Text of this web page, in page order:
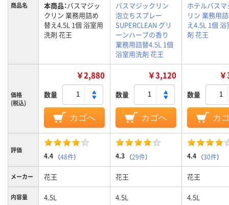
商品名 本商品：バスマジッ
クリン 業務用詰め
替え4.5L 1個 浴室用
洗剤 花王
バスマジックリン
泡立ちスプレー
SUPERCLEAN グリ
ーンハーブの香り
業務用詰替4.5L 1個
浴室用洗剤 花王
ホテルバス
リン 業務用
え4.5L 1個 浴
剤 花王
価格
(税込)
￥2,880
数量
カゴへ
￥3,120
数量
カゴへ
数量
カ
評価
4.4 （48件） 4.3 （29件） 4.4 （30件）
メーカー 花王 花王 花王
内容量 4.5L 4.5L 4.5L